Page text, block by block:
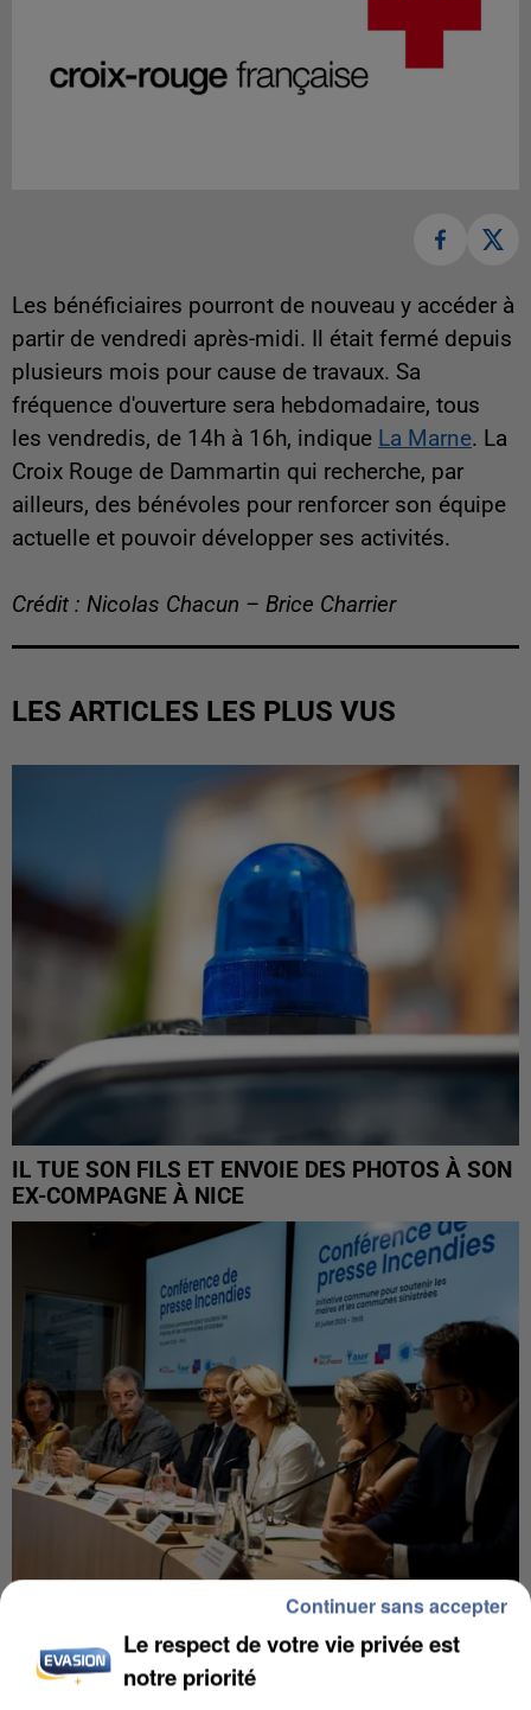
Les bénéficiaires pourront de nouveau y accéder à
partir de vendredi après-midi. Il était fermé depuis
plusieurs mois pour cause de travaux. Sa
fréquence d'ouverture sera hebdomadaire, tous
les vendredis, de 14h à 16h, indique La Marne. La
Croix Rouge de Dammartin qui recherche, par
ailleurs, des bénévoles pour renforcer son équipe
actuelle et pouvoir développer ses activités.
Crédit : Nicolas Chacun – Brice Charrier
LES ARTICLES LES PLUS VUS
IL TUE SON FILS ET ENVOIE DES PHOTOS À SON
EX-COMPAGNE À NICE
DE SOLIDARITÉ AVEC LES...
Le respect de votre vie privée est
notre priorité
Continuer sans accepter